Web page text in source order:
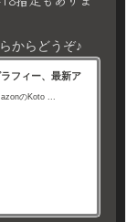
からどうぞ♪
フィー、最新ア
のKoto ...